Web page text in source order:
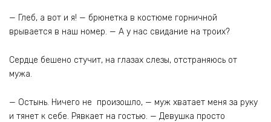
— Глеб, а вот и я! — брюнетка в костюме горничной
врывается в наш номер. — А у нас свидание на троих?
Сердце бешено стучит, на глазах слезы, отстраняюсь от
мужа.
— Остынь. Ничего не произошло, — муж хватает меня за руку
и тянет к себе. Рявкает на гостью. — Девушка просто